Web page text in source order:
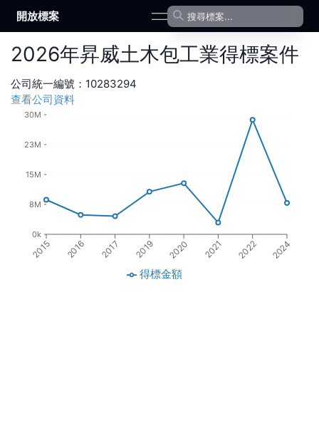
開放標案 open navigation menu
2026年昇威土木包工業得標案件
公司統一編號： 10283294
查看公司資料
2015 2016 2017 2019 2020 2021 2022 2024
0k
8M
15M
23M
30M
得標金額